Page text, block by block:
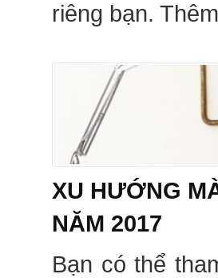
riêng bạn.
XU HƯỚNG
NĂM 2017
Bạn có thể